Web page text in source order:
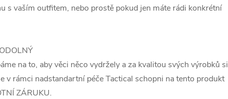
s vaším outfitem, nebo prostě pokud jen máte rádi konkrétní
na to, aby věci něco vydržely a za kvalitou svých výrobků si
v rámci nadstandartní péče Tactical schopni na tento produkt
ZÁRUKU.